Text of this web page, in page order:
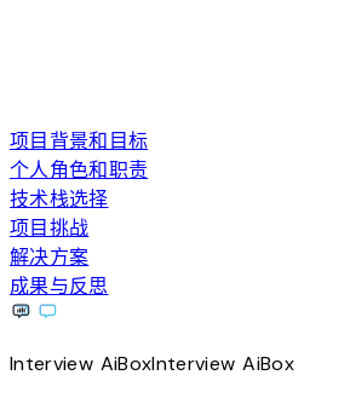
项目背景和目标
个人角色和职责
技术栈选择
项目挑战
解决方案
成果与反思
Interview AiBoxInterviewAiBox